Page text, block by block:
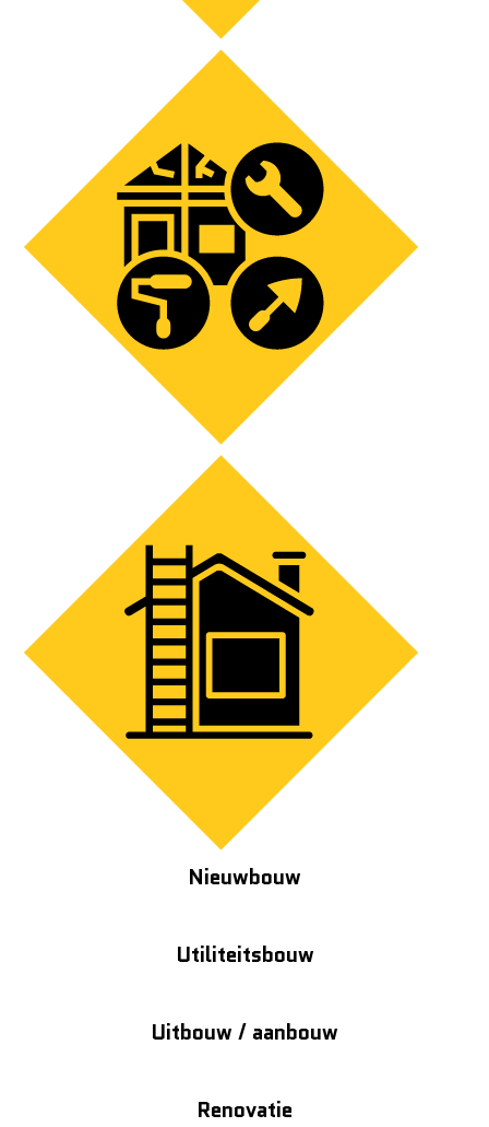
Nieuwbouw
Utiliteitsbouw
Uitbouw / aanbouw
Renovatie